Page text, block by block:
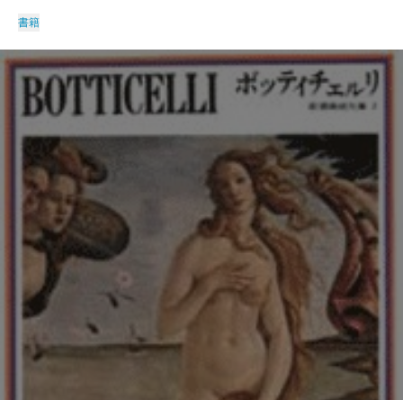
書籍